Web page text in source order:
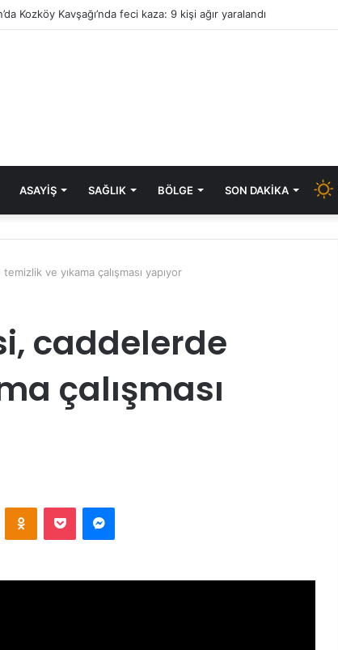
Kozköy Kavşağı’nda feci kaza: 9 kişi ağır yaralandı
ASAYIŞ SAĞLIK BÖLGE SON DAKIKA
ve yıkama çalışması yapıyor
caddelerde
çalışması